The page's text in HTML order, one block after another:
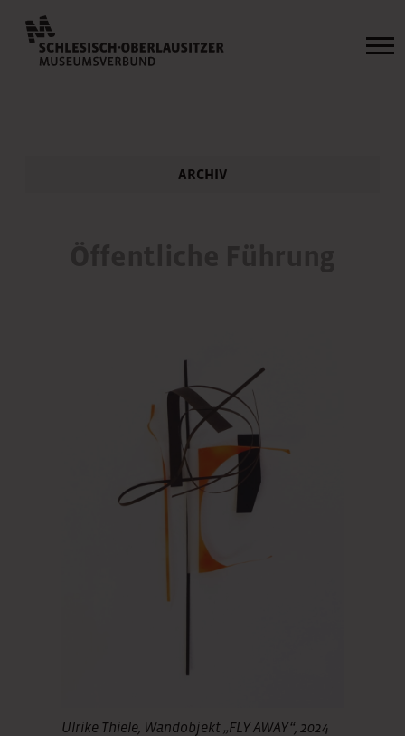
ARCHIV
Ulrike Thiele, Wandobjekt „FLY AWAY“, 2024